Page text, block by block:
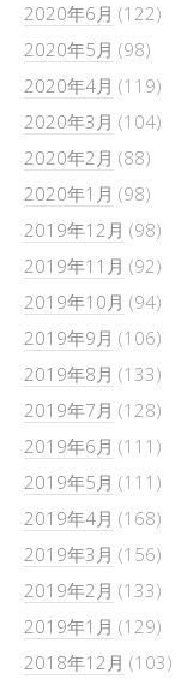
2020年6月 (122)
2020年5月 (98)
2020年4月 (119)
2020年3月 (104)
2020年2月 (88)
2020年1月 (98)
2019年12月 (98)
2019年11月 (92)
2019年10月 (94)
2019年9月 (106)
2019年8月 (133)
2019年7月 (128)
2019年6月 (111)
2019年5月 (111)
2019年4月 (168)
2019年3月 (156)
2019年2月 (133)
2019年1月 (129)
2018年12月 (103)